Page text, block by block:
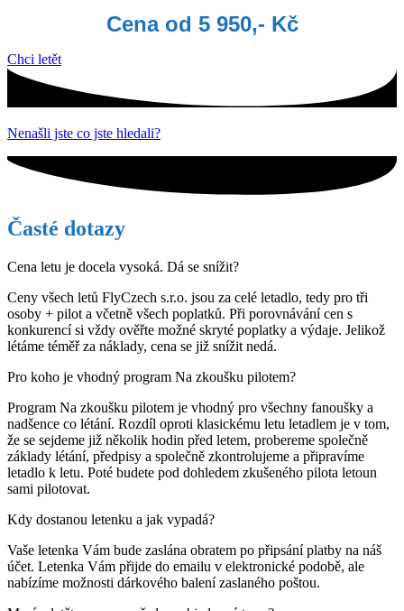
Cena od 5 950,- Kč
Chci letět
Nenašli jste co jste hledali?
Časté dotazy
Cena letu je docela vysoká. Dá se snížit?
Ceny všech letů FlyCzech s.r.o. jsou za celé letadlo, tedy pro tři
osoby + pilot a včetně všech poplatků. Při porovnávání cen s
konkurencí si vždy ověřte možné skryté poplatky a výdaje. Jelikož
létáme téměř za náklady, cena se již snížit nedá.
Pro koho je vhodný program Na zkoušku pilotem?
Program Na zkoušku pilotem je vhodný pro všechny fanoušky a
nadšence co létání. Rozdíl oproti klasickému letu letadlem je v tom,
že se sejdeme již několik hodin před letem, probereme společně
základy létání, předpisy a společně zkontrolujeme a připravíme
letadlo k letu. Poté budete pod dohledem zkušeného pilota letoun
sami pilotovat.
Kdy dostanou letenku a jak vypadá?
Vaše letenka Vám bude zaslána obratem po připsání platby na náš
účet. Letenka Vám přijde do emailu v elektronické podobě, ale
nabízíme možnosti dárkového balení zaslaného poštou.